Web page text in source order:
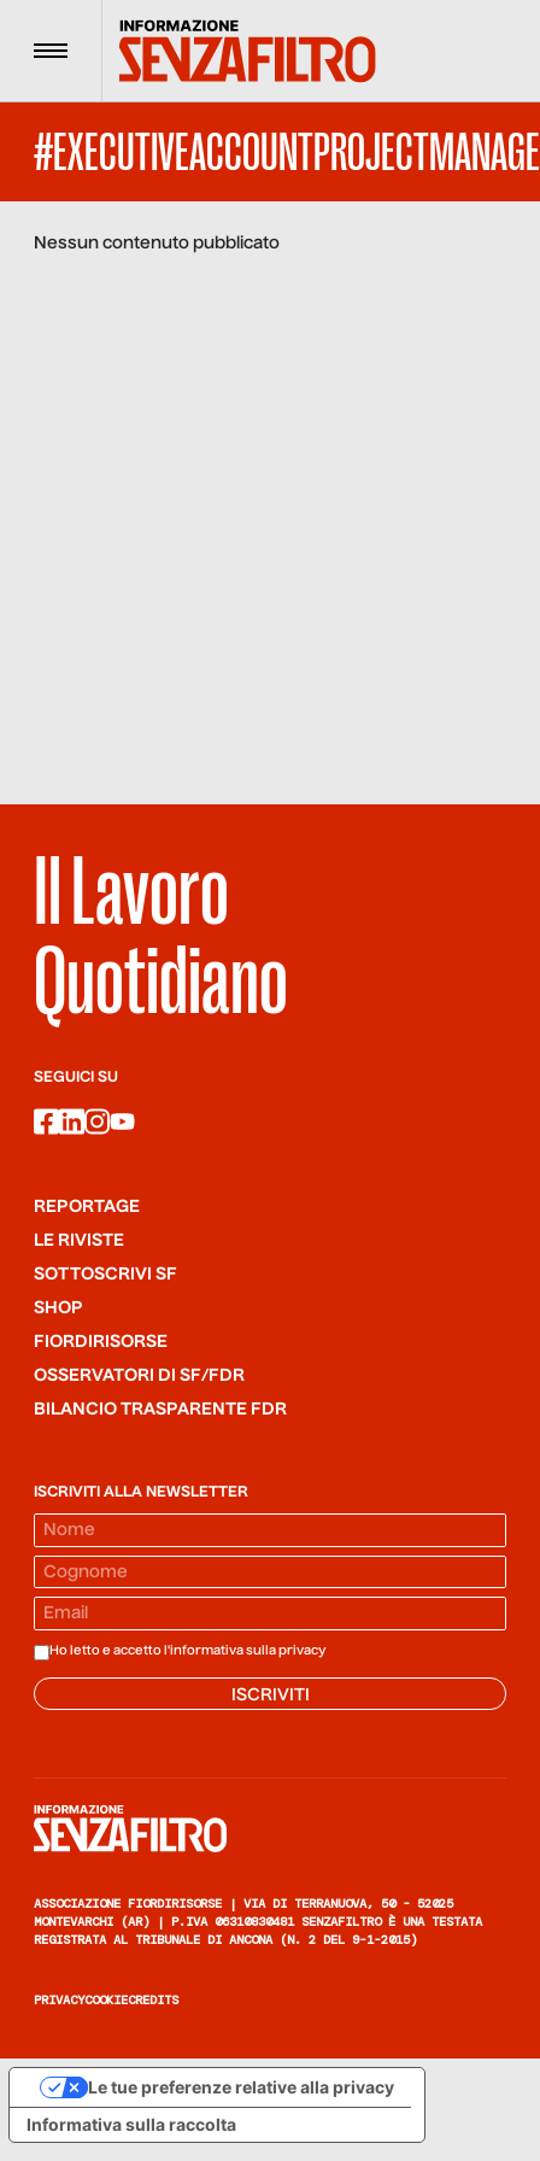
Menu
Nessun contenuto pubblicato
Il Lavoro
Quotidiano
SEGUICI SU
facebook
linkedin
instagram
youtube
REPORTAGE
LE RIVISTE
SOTTOSCRIVI SF
SHOP
FIORDIRISORSE
OSSERVATORI DI SF/FDR
BILANCIO TRASPARENTE FDR
ISCRIVITI ALLA NEWSLETTER
Ho letto e accetto l'informativa sulla privacy
ISCRIVITI
ASSOCIAZIONE FIORDIRISORSE | VIA DI TERRANUOVA, 50 - 52025
MONTEVARCHI (AR) | P.IVA 06310830481 SENZAFILTRO È UNA TESTATA
REGISTRATA AL TRIBUNALE DI ANCONA (N. 2 DEL 9-1-2015)
PRIVACYCOOKIECREDITS
Informativa sulla raccolta
Le tue preferenze relative alla privacy